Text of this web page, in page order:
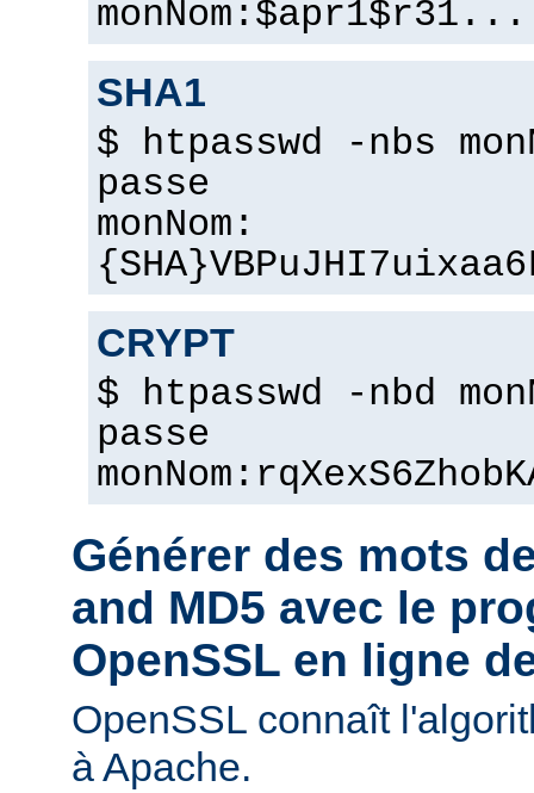
SHA1
$ htpasswd -nbs
passe
monNom:
CRYPT
$ htpasswd -nbd
passe
Générer des mots
and MD5 avec le
OpenSSL en ligne
OpenSSL connaît
à Apache.